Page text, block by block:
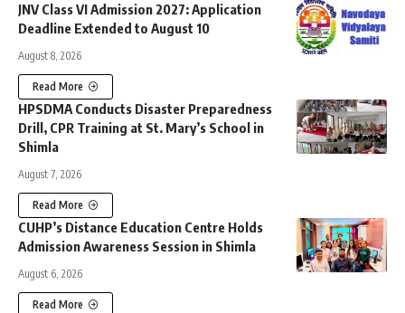
JNV Class VI Admission 2027: Application
Deadline Extended to August 10
August 8, 2026
Read More
HPSDMA Conducts Disaster Preparedness
Drill, CPR Training at St. Mary’s School in
Shimla
August 7, 2026
Read More
CUHP’s Distance Education Centre Holds
Admission Awareness Session in Shimla
August 6, 2026
Read More